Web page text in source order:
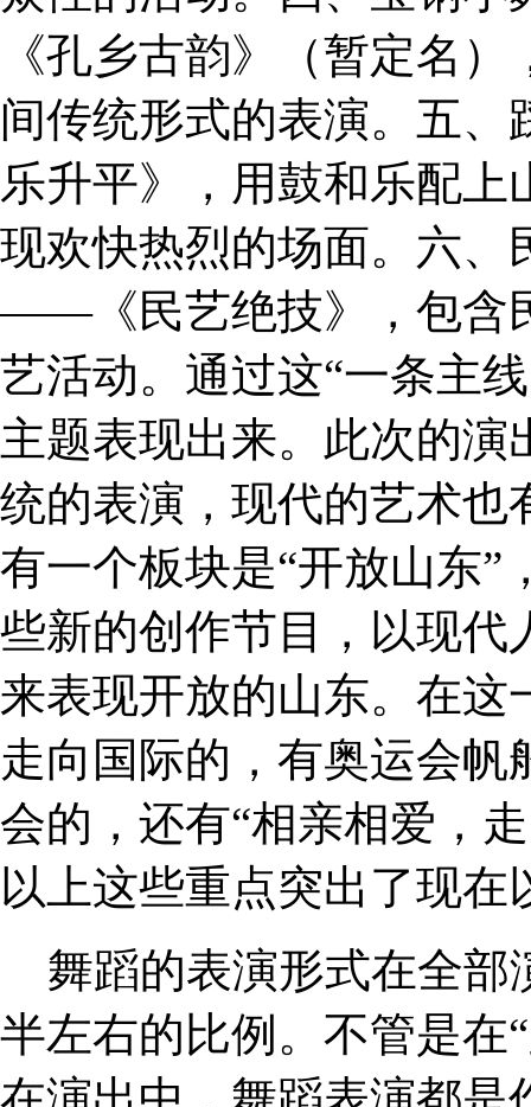
《孔乡古韵》（暂定名
间传统形式的表演。五
乐升平》，用鼓和乐配上
现欢快热烈的场面。六、
——《民艺绝技》，包含
艺活动。通过这“一条主
主题表现出来。此次的演
统的表演，现代的艺术也
有一个板块是“开放山东”
些新的创作节目，以现代
来表现开放的山东。在这
走向国际的，有奥运会帆
会的，还有“相亲相爱，
以上这些重点突出了现在
舞蹈的表演形式在全部
半左右的比例。不管是在